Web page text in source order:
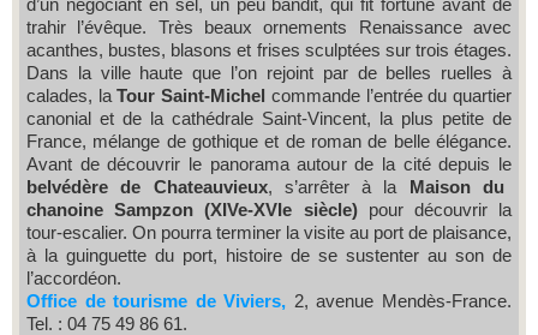
trahir l’évêque. Très beaux ornements Renaissance avec
acanthes, bustes, blasons et frises sculptées sur trois étages.
Dans la ville haute que l’on rejoint par de belles ruelles à
calades, laTour Saint-Michel commande l’entrée du quartier
canonial et de la cathédrale Saint-Vincent, la plus petite de
France, mélange de gothique et de roman de belle élégance.
Avant de découvrir le panorama autour de la cité depuis le
belvédère de Chateauvieux, s’arrêter à la Maison du
chanoine Sampzon (XIVe-XVIe siècle)pour découvrir la
tour-escalier. On pourra terminer la visite au port de plaisance,
à la guinguette du port, histoire de se sustenter au son de
l’accordéon.
Office de tourisme de Viviers, 2, avenue Mendès-France.
Tel. : 04 75 49 86 61.